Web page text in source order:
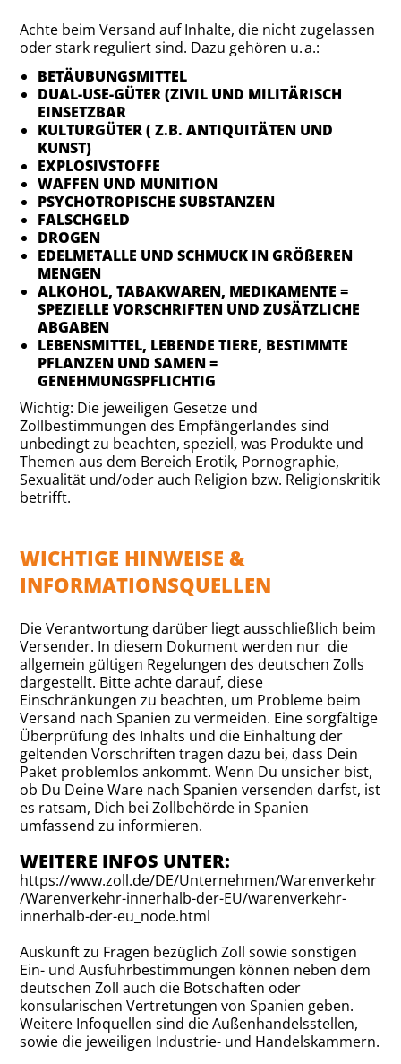
Achte beim Versand auf Inhalte, die nicht zugelassen
oder stark reguliert sind. Dazu gehören u. a.:
BETÄUBUNGSMITTEL
DUAL-USE-GÜTER (ZIVIL UND MILITÄRISCH
EINSETZBAR
KULTURGÜTER ( Z.B. ANTIQUITÄTEN UND
KUNST)
EXPLOSIVSTOFFE
WAFFEN UND MUNITION
PSYCHOTROPISCHE SUBSTANZEN
FALSCHGELD
DROGEN
EDELMETALLE UND SCHMUCK IN GRÖßEREN
MENGEN
ALKOHOL, TABAKWAREN, MEDIKAMENTE =
SPEZIELLE VORSCHRIFTEN UND ZUSÄTZLICHE
ABGABEN
LEBENSMITTEL, LEBENDE TIERE, BESTIMMTE
PFLANZEN UND SAMEN =
GENEHMUNGSPFLICHTIG
Wichtig: Die jeweiligen Gesetze und
Zollbestimmungen des Empfängerlandes sind
unbedingt zu beachten, speziell, was Produkte und
Themen aus dem Bereich Erotik, Pornographie,
Sexualität und/oder auch Religion bzw. Religionskritik
betrifft.
WICHTIGE HINWEISE &
INFORMATIONSQUELLEN
Die Verantwortung darüber liegt ausschließlich beim
Versender. In diesem Dokument werden nur die
allgemein gültigen Regelungen des deutschen Zolls
dargestellt. Bitte achte darauf, diese
Einschränkungen zu beachten, um Probleme beim
Versand nach Spanien zu vermeiden. Eine sorgfältige
Überprüfung des Inhalts und die Einhaltung der
geltenden Vorschriften tragen dazu bei, dass Dein
Paket problemlos ankommt. Wenn Du unsicher bist,
ob Du Deine Ware nach Spanien versenden darfst, ist
es ratsam, Dich bei Zollbehörde in Spanien
umfassend zu informieren.
WEITERE INFOS UNTER:
https://www.zoll.de/DE/Unternehmen/Warenverkehr
/Warenverkehr-innerhalb-der-EU/warenverkehr-
innerhalb-der-eu_node.html
Auskunft zu Fragen bezüglich Zoll sowie sonstigen
Ein- und Ausfuhrbestimmungen können neben dem
deutschen Zoll auch die Botschaften oder
konsularischen Vertretungen von Spanien geben.
Weitere Infoquellen sind die Außenhandelsstellen,
sowie die jeweiligen Industrie- und Handelskammern.